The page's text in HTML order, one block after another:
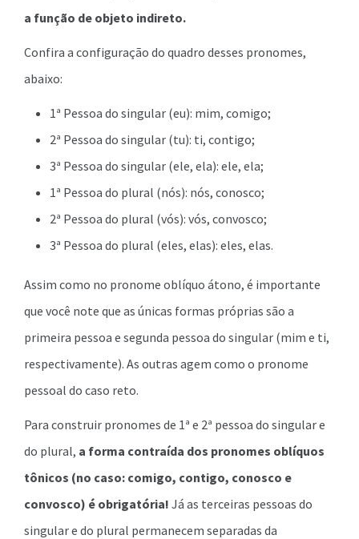
a função de objeto indireto.
Confira a configuração do quadro desses pronomes,
abaixo:
1ª Pessoa do singular (eu): mim, comigo;
2ª Pessoa do singular (tu): ti, contigo;
3ª Pessoa do singular (ele, ela): ele, ela;
1ª Pessoa do plural (nós): nós, conosco;
2ª Pessoa do plural (vós): vós, convosco;
3ª Pessoa do plural (eles, elas): eles, elas.
Assim como no pronome oblíquo átono, é importante
que você note que as únicas formas próprias são a
primeira pessoa e segunda pessoa do singular (mim e ti,
respectivamente). As outras agem como o pronome
pessoal do caso reto.
Para construir pronomes de 1ª e 2ª pessoa do singular e
do plural, a forma contraída dos pronomes oblíquos
tônicos (no caso: comigo, contigo, conosco e
convosco) é obrigatória! Já as terceiras pessoas do
singular e do plural permanecem separadas da